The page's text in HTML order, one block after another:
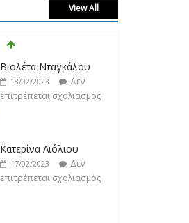
View All
Βιολέτα Νταγκάλου
18/02/2023
Δεν
επιτρέπεται σχολιασμός
Κατερίνα Λιόλιου
17/02/2023
Δεν
επιτρέπεται σχολιασμός